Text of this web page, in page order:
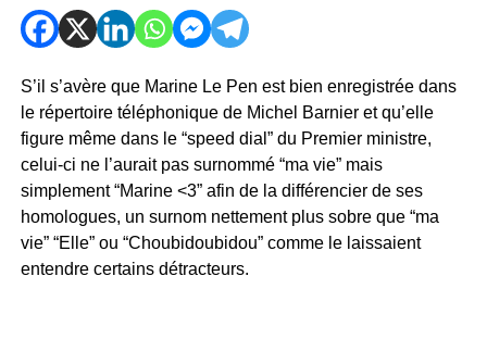
S’il s’avère que Marine Le Pen est bien enregistrée dans
le répertoire téléphonique de Michel Barnier et qu’elle
figure même dans le “speed dial” du Premier ministre,
celui-ci ne l’aurait pas surnommé “ma vie” mais
simplement “Marine <3” afin de la différencier de ses
homologues, un surnom nettement plus sobre que “ma
vie” “Elle” ou “Choubidoubidou” comme le laissaient
entendre certains détracteurs.